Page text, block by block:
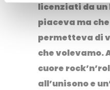
licenziati da un
piaceva ma
permetteva di
che volevamo.
cuore
all’unisono e